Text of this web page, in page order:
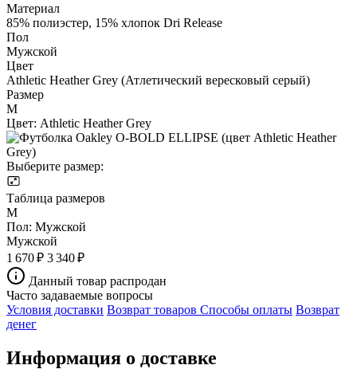
Материал
85% полиэстер, 15% хлопок Dri Release
Пол
Мужской
Цвет
Athletic Heather Grey (Атлетический вересковый серый)
Размер
M
Цвет: Athletic Heather Grey
Выберите размер:
Таблица размеров
M
Пол: Мужской
Мужской
1 670 ₽ 3 340 ₽
Данный товар распродан
Часто задаваемые вопросы
Условия доставки Возврат товаров Способы оплаты Возврат
денег
Информация о доставке